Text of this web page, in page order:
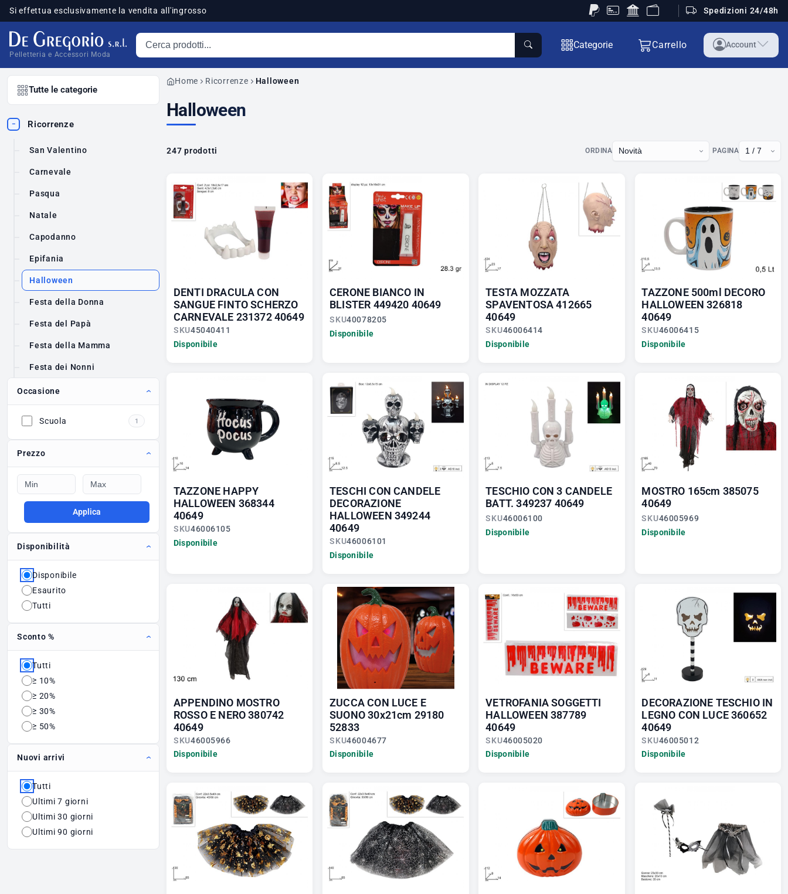
Si effettua esclusivamente la vendita all'ingrosso Spedizioni 24/48h
Pelletteria e Accessori Moda
Cerca prodotti
Categorie Carrello Account
Tutte le categorie
− Ricorrenze
San Valentino
Carnevale
Pasqua
Natale
Capodanno
Epifania
Halloween
Festa della Donna
Festa del Papà
Festa della Mamma
Festa dei Nonni
Occasione
Scuola 1
Prezzo
Applica
Disponibilità
Disponibile
Esaurito
Tutti
Sconto %
Tutti
≥ 10%
≥ 20%
≥ 30%
≥ 50%
Nuovi arrivi
Tutti
Ultimi 7 giorni
Ultimi 30 giorni
Ultimi 90 giorni
Home Ricorrenze Halloween
Halloween
247 prodotti ORDINA PAGINA
DENTI DRACULA CON
SANGUE FINTO SCHERZO
CARNEVALE 231372 40649
SKU45040411
Disponibile
CERONE BIANCO IN
BLISTER 449420 40649
SKU40078205
Disponibile
TESTA MOZZATA
SPAVENTOSA 412665
40649
SKU46006414
Disponibile
TAZZONE 500ml DECORO
HALLOWEEN 326818
40649
SKU46006415
Disponibile
TAZZONE HAPPY
HALLOWEEN 368344
40649
SKU46006105
Disponibile
TESCHI CON CANDELE
DECORAZIONE
HALLOWEEN 349244
40649
SKU46006101
Disponibile
TESCHIO CON 3 CANDELE
BATT. 349237 40649
SKU46006100
Disponibile
MOSTRO 165cm 385075
40649
SKU46005969
Disponibile
APPENDINO MOSTRO
ROSSO E NERO 380742
40649
SKU46005966
Disponibile
ZUCCA CON LUCE E
SUONO 30x21cm 29180
52833
SKU46004677
Disponibile
VETROFANIA SOGGETTI
HALLOWEEN 387789
40649
SKU46005020
Disponibile
DECORAZIONE TESCHIO IN
LEGNO CON LUCE 360652
40649
SKU46005012
Disponibile